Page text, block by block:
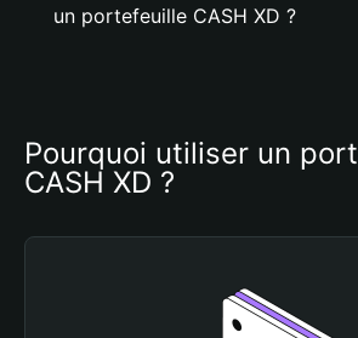
un portefeuille CASH XD ?
Pourquoi utiliser un
CASH XD ?